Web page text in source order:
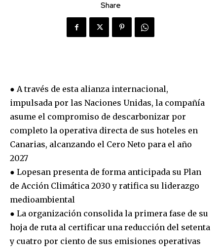
Share
● A través de esta alianza internacional,
impulsada por las Naciones Unidas, la compañía
asume el compromiso de descarbonizar por
completo la operativa directa de sus hoteles en
Canarias, alcanzando el Cero Neto para el año
2027
● Lopesan presenta de forma anticipada su Plan
de Acción Climática 2030 y ratifica su liderazgo
medioambiental
● La organización consolida la primera fase de su
hoja de ruta al certificar una reducción del setenta
y cuatro por ciento de sus emisiones operativas